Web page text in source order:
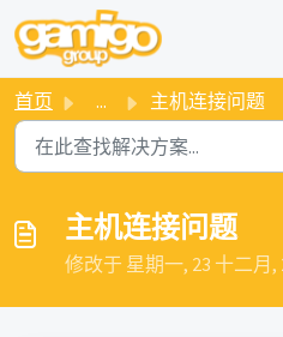
跳过至主要内容
首页 ... 主机连接问题
主机连接问题
修改于 星期一, 23 十二月,